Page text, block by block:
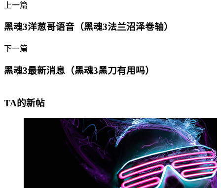
上一篇
黑魂3洋葱哥语音（黑魂3法兰沼泽卷轴）
下一篇
黑魂3最新消息（黑魂3黑刀有用吗）
TA的新帖